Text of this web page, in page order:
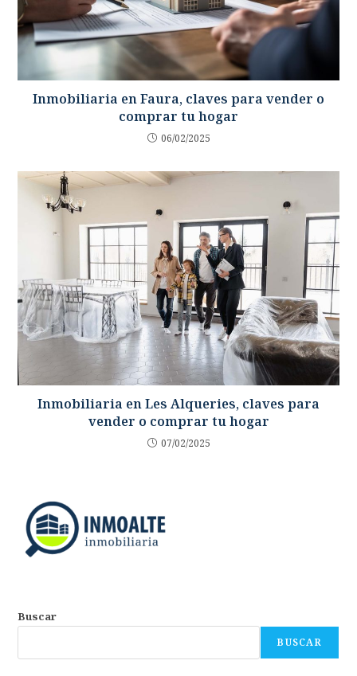
Inmobiliaria en Faura, claves para vender o
comprar tu hogar
06/02/2025
Inmobiliaria en Les Alqueries, claves para
vender o comprar tu hogar
07/02/2025
Buscar
BUSCAR